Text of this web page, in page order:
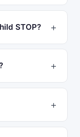
STOP?